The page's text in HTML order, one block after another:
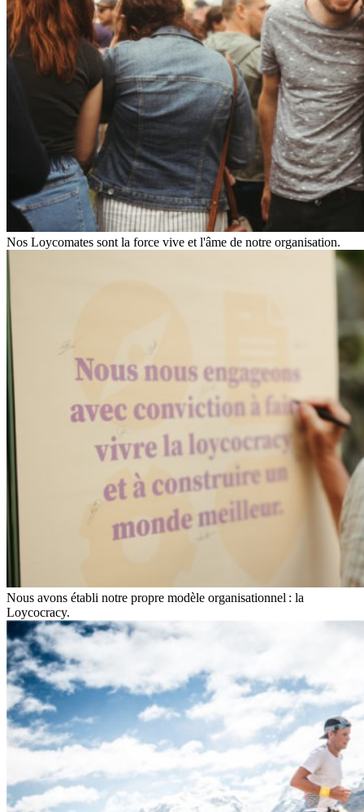
Nos Loycomates sont la force vive et l'âme de notre organisation.
Nous avons établi notre propre modèle organisationnel : la
Loycocracy.